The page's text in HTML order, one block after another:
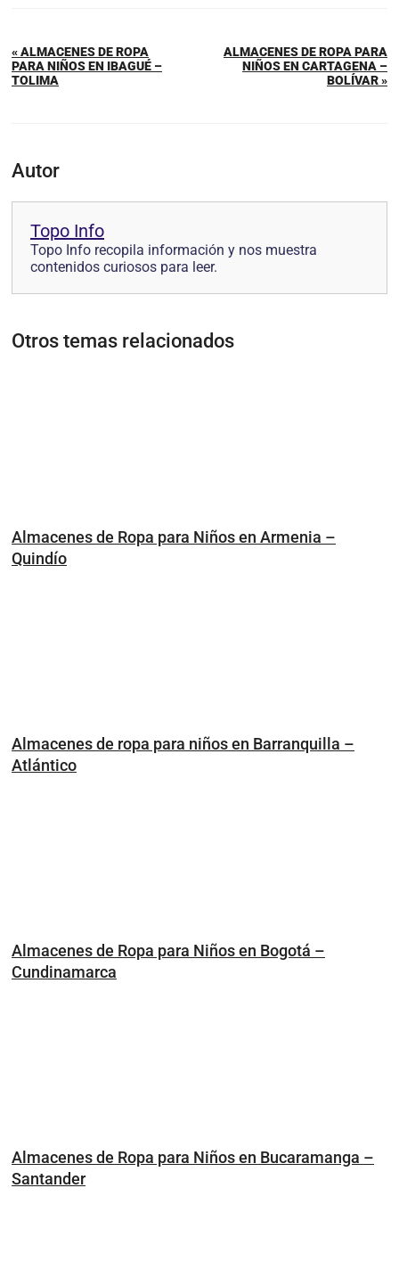
« ALMACENES DE ROPA
PARA NIÑOS EN IBAGUÉ –
TOLIMA
ALMACENES DE ROPA PARA
NIÑOS EN CARTAGENA –
BOLÍVAR »
Autor
Topo Info
Topo Info recopila información y nos muestra
contenidos curiosos para leer.
Otros temas relacionados
Almacenes de Ropa para Niños en Armenia –
Quindío
Almacenes de ropa para niños en Barranquilla –
Atlántico
Almacenes de Ropa para Niños en Bogotá –
Cundinamarca
Almacenes de Ropa para Niños en Bucaramanga –
Santander